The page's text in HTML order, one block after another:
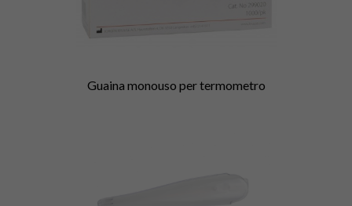
Guaina monouso per termometro